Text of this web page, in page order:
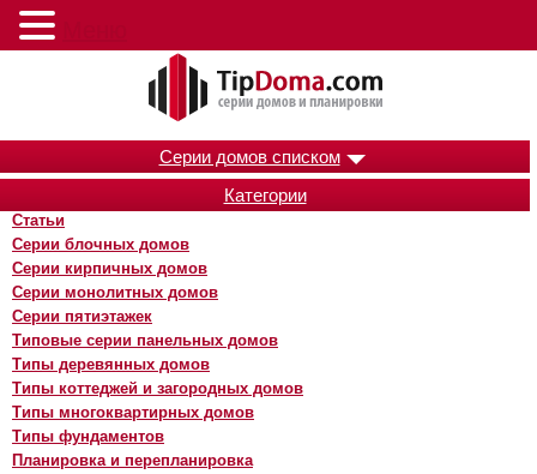
Серии домов списком
Категории
Статьи
Серии блочных домов
Серии кирпичных домов
Серии монолитных домов
Серии пятиэтажек
Типовые серии панельных домов
Типы деревянных домов
Типы коттеджей и загородных домов
Типы многоквартирных домов
Типы фундаментов
Планировка и перепланировка